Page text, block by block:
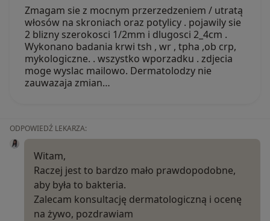
Zmagam sie z mocnym przerzedzeniem / utratą
włosów na skroniach oraz potylicy . pojawily sie
2 blizny szerokosci 1/2mm i dlugosci 2_4cm .
Wykonano badania krwi tsh , wr , tpha ,ob crp,
mykologiczne. . wszystko wporzadku . zdjecia
moge wyslac mailowo. Dermatolodzy nie
zauwazaja zmian…
ODPOWIEDŹ LEKARZA:
Witam,
Raczej jest to bardzo mało prawdopodobne,
aby była to bakteria.
Zalecam konsultację dermatologiczną i ocenę
na żywo, pozdrawiam